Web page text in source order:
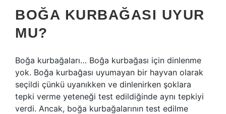
BOĞA KURBAĞASI UYUR
MU?
Boğa kurbağaları… Boğa kurbağası için dinlenme
yok. Boğa kurbağası uyumayan bir hayvan olarak
seçildi çünkü uyanıkken ve dinlenirken şoklara
tepki verme yeteneği test edildiğinde aynı tepkiyi
verdi. Ancak, boğa kurbağalarının test edilme